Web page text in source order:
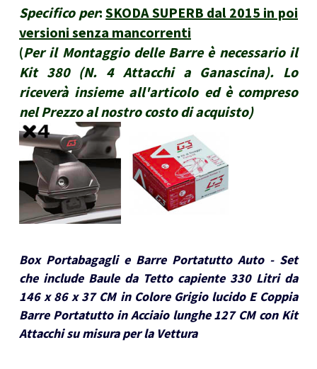
Specifico per:SKODA SUPERB dal 2015 in poi
versioni senza mancorrenti
(Per il Montaggio delle Barre è necessario il
Kit 380 (N. 4 Attacchi a Ganascina). Lo
riceverà insieme all'articolo ed è compreso
nel Prezzo al nostro costo di acquisto)
Box Portabagagli e Barre Portatutto Auto - Set
che include Baule da Tetto capiente 330 Litri da
146 x 86 x 37 CM in Colore Grigio lucido E Coppia
Barre Portatutto in Acciaio lunghe 127 CM con Kit
Attacchi su misura per la Vettura